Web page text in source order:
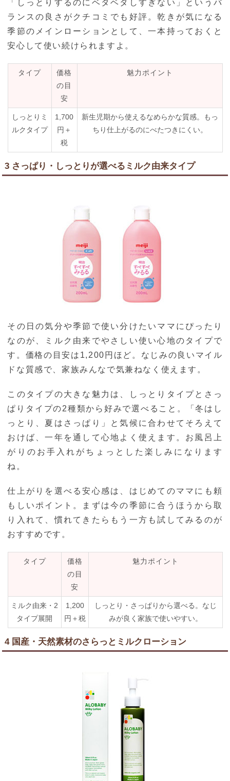
「しっとりするのにベタベタしすぎない」というバ
ランスの良さがクチコミでも好評。乾きが気になる
季節のメインローションとして、一本持っておくと
安心して使い続けられますよ。
タイプ
価格
の目
安
魅力ポイント
しっとりミ
ルクタイプ
1,700
円＋
税
新生児期から使えるなめらかな質感。もっ
ちり仕上がるのにべたつきにくい。
3 さっぱり・しっとりが選べるミルク由来タイプ
その日の気分や季節で使い分けたいママにぴったり
なのが、ミルク由来でやさしい使い心地のタイプで
す。価格の目安は1,200円ほど。なじみの良いマイル
ドな質感で、家族みんなで気兼ねなく使えます。
このタイプの大きな魅力は、しっとりタイプとさっ
ぱりタイプの2種類から好みで選べること。「冬はし
っとり、夏はさっぱり」と気候に合わせてそろえて
おけば、一年を通して心地よく使えます。お風呂上
がりのお手入れがちょっとした楽しみになります
ね。
仕上がりを選べる安心感は、はじめてのママにも頼
もしいポイント。まずは今の季節に合うほうから取
り入れて、慣れてきたらもう一方も試してみるのが
おすすめです。
タイプ
価格
の目
安
魅力ポイント
ミルク由来・2
タイプ展開
1,200
円＋税
しっとり・さっぱりから選べる。なじ
みが良く家族で使いやすい。
4 国産・天然素材のさらっとミルクローション